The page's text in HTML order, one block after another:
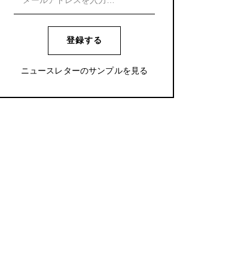
登録する
ニュースレターのサンプルを見る